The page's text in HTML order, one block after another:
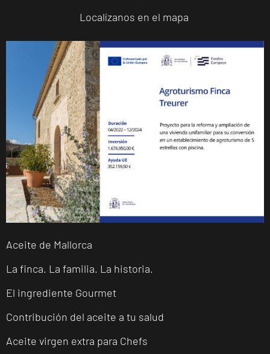
Localízanos en el mapa
Aceite de Mallorca
La finca. La familia. La historia.
El ingrediente Gourmet
Contribución del aceite a tu salud
Aceite virgen extra para Chefs